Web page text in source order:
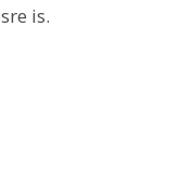
is.